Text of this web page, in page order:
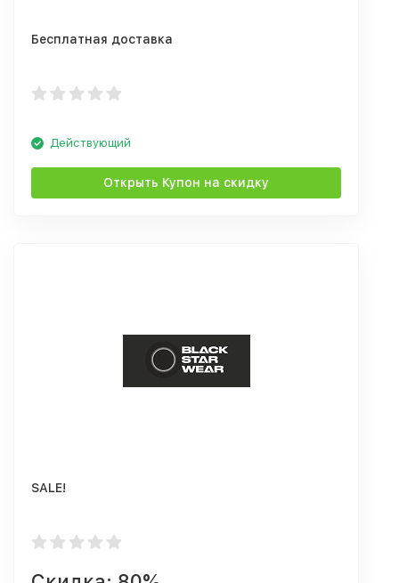
Бесплатная доставка
Действующий
Открыть Купон на скидку
SALE!